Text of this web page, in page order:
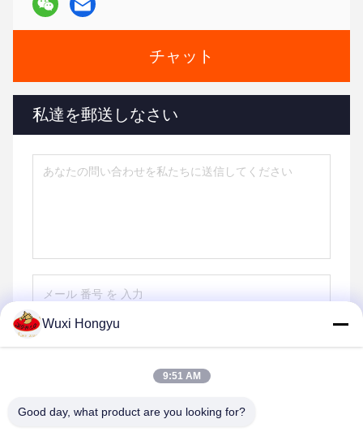
チャット
私達を郵送しなさい
Wuxi Hongyu
9:51 AM
Good day, what product are you looking for?